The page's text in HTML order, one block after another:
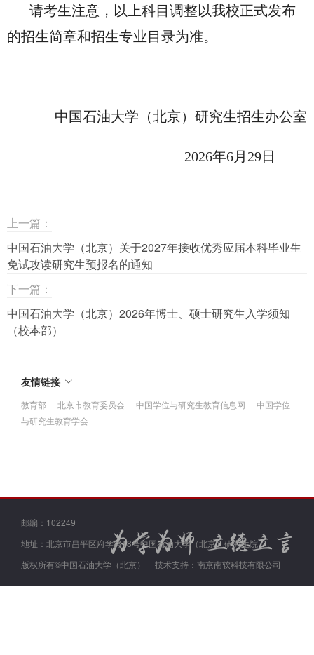
请考生注意，以上科目调整以我校正式发布
的招生简章和招生专业目录为准。
中国石油大学（北京）研究生招生办公室
2026年6月29日
上一篇：
中国石油大学（北京）关于2027年接收优秀应届本科毕业生
免试攻读研究生预报名的通知
下一篇：
中国石油大学（北京）2026年博士、硕士研究生入学须知
（校本部）
友情链接
教育部 北京市教育委员会 中国学位与研究生教育信息网
中国学位
与研究生教育学会
邮编：102249
地址：北京市昌平区府学路18号中国石油大学（北京）研究生院
版权所有©中国石油大学（北京）
技术支持：南京南软科技有限公司